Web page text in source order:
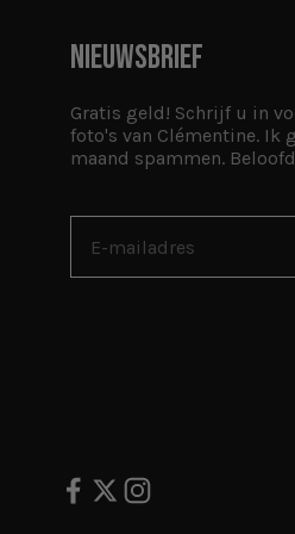
NIEUWSBRIEF
Gratis geld! Schrijf u in
foto's van Clémentine. Ik
maand spammen.